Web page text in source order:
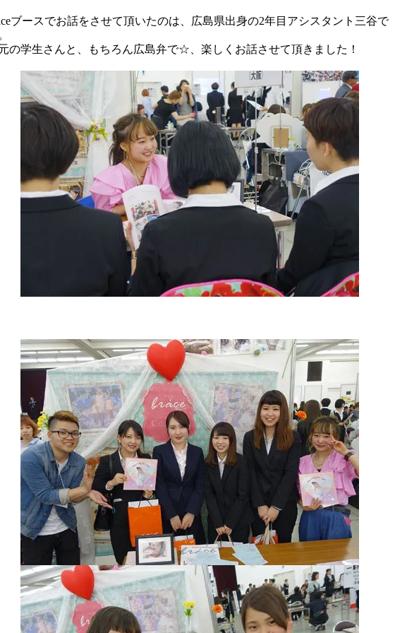
ブースでお話をさせて頂いたのは、広島県出身の2年目アシスタント三谷で
の学生さんと、もちろん広島弁で☆、楽しくお話させて頂きました！